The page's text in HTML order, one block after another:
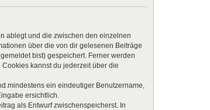
ablegt und die zwischen den einzelnen
über die von dir gelesenen Beiträge
bist) gespeichert. Ferner werden
kannst du jederzeit über die
mindestens ein eindeutiger Benutzername,
ersichtlich.
als Entwurf zwischenspeicherst. In